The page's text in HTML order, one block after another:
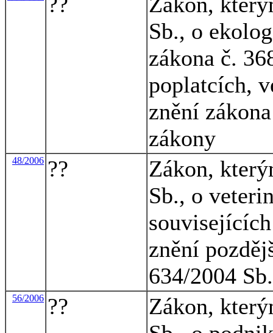
Sb., o
zákona č.
poplatcích,
znění
zákony
48/2006 ??
Zákon,
Sb., o
znění
634/2004
56/2006 ??
Zákon,